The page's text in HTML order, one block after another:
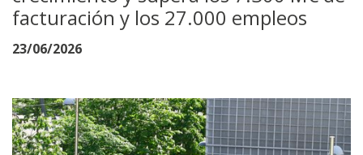
facturación y los 27.000 empleos
23/06/2026